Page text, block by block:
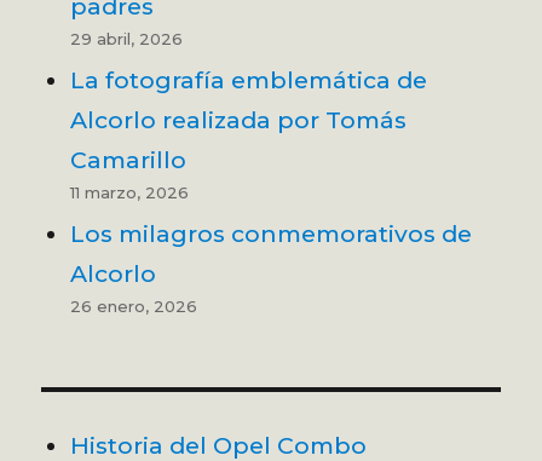
padres
29 abril, 2026
La fotografía emblemática de
Alcorlo realizada por Tomás
Camarillo
11 marzo, 2026
Los milagros conmemorativos de
Alcorlo
26 enero, 2026
Historia del Opel Combo